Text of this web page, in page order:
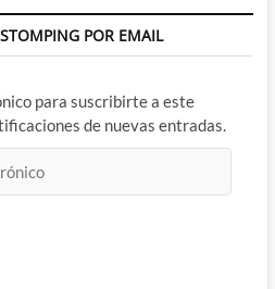
POR EMAIL
para suscribirte a este
de nuevas entradas.